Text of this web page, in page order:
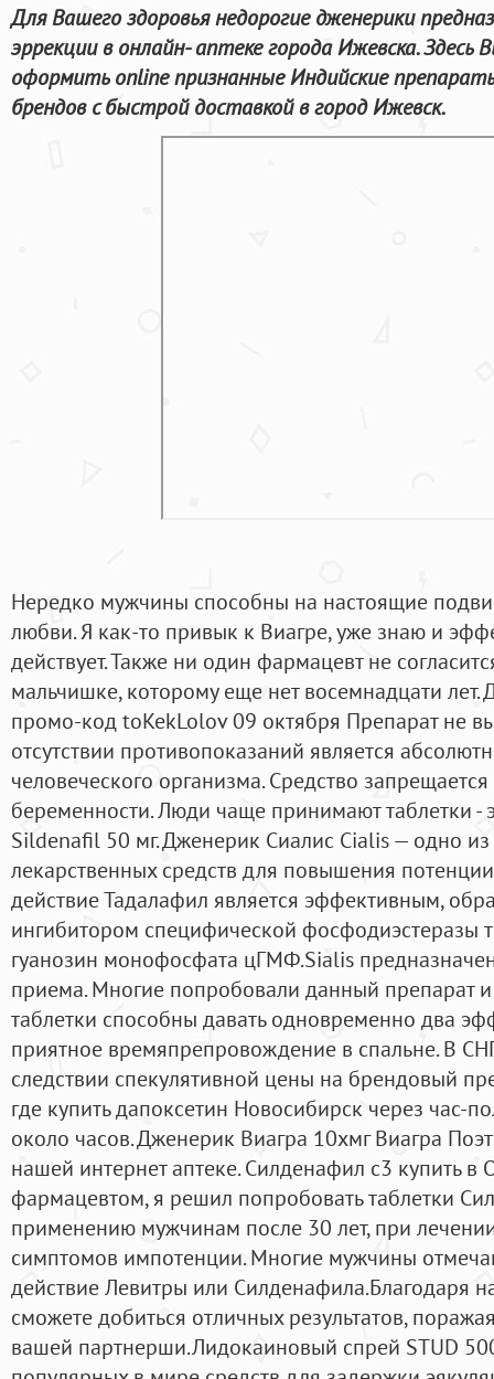
Для Вашего здоровья недорогие дженерики
эррекции в онлайн- аптеке города Ижевска. Здесь
оформить online признанные Индийские
брендов с быстрой доставкой в город Ижевск.
Нередко мужчины способны на настоящие
любви. Я как-то привык к Виагре, уже знаю и
действует. Также ни один фармацевт не
мальчишке, которому еще нет восемнадцати лет.
промо-код toKekLolov 09 октября Препарат не
отсутствии противопоказаний является
человеческого организма. Средство
беременности. Люди чаще принимают таблетки -
Sildenafil 50 мг. Дженерик Сиалис Cialis — одно
лекарственных средств для повышения
действие Тадалафил является эффективным,
ингибитором специфической фосфодиэстеразы
гуанозин монофосфата цГМФ.Sialis
приема. Многие попробовали данный препарат и
таблетки способны давать одновременно два
приятное времяпрепровождение в спальне. В
следствии спекулятивной цены на брендовый
где купить дапоксетин Новосибирск через час-
около часов. Дженерик Виагра 10xмг Виагра
нашей интернет аптеке. Силденафил с3 купить
фармацевтом, я решил попробовать таблетки
применению мужчинам после 30 лет, при
симптомов импотенции. Многие мужчины
действие Левитры или Силденафила.Благодаря
сможете добиться отличных результатов,
вашей партнерши.Лидокаиновый спрей STUD